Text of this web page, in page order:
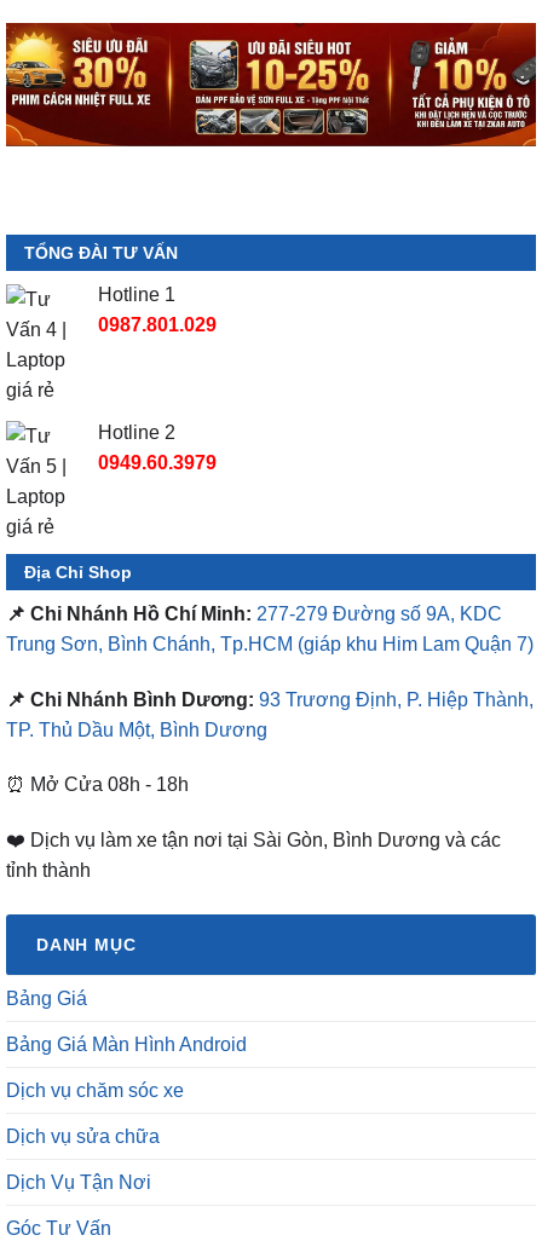
TỔNG ĐÀI TƯ VẤN
Hotline 1
0987.801.029
Hotline 2
0949.60.3979
Địa Chỉ Shop
📌 Chi Nhánh Hồ Chí Minh: 277-279 Đường số 9A, KDC
Trung Sơn, Bình Chánh, Tp.HCM (giáp khu Him Lam Quận 7)
📌 Chi Nhánh Bình Dương: 93 Trương Định, P. Hiệp Thành,
TP. Thủ Dầu Một, Bình Dương
⏰ Mở Cửa 08h - 18h
❤️ Dịch vụ làm xe tận nơi tại Sài Gòn, Bình Dương và các
tỉnh thành
DANH MỤC
Bảng Giá
Bảng Giá Màn Hình Android
Dịch vụ chăm sóc xe
Dịch vụ sửa chữa
Dịch Vụ Tận Nơi
Góc Tư Vấn